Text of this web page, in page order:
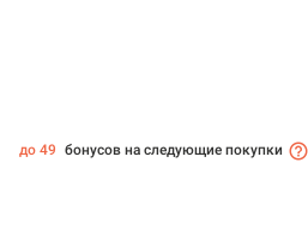
до 49 бонусов на следующие покупки